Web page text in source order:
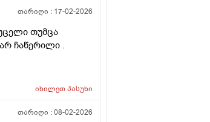
თარიღი : 17-02-2026
თუმცა
ჩაწერილი .
იხილეთპასუხი
თარიღი :08-02-2026